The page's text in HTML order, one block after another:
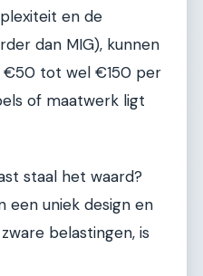
en de
dan MIG), kunnen
€50 tot wel €150 per
of maatwerk ligt
staal het waard?
een uniek design en
belastingen, is